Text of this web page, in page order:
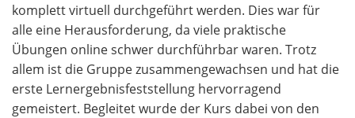
komplett virtuell durchgeführt werden. Dies war für
alle eine Herausforderung, da viele praktische
Übungen online schwer durchführbar waren. Trotz
allem ist die Gruppe zusammengewachsen und hat die
erste Lernergebnisfeststellung hervorragend
gemeistert. Begleitet wurde der Kurs dabei von den